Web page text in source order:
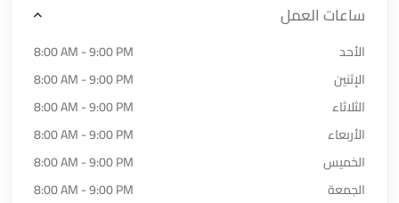
ساعات العمل
الأحد
8:00 AM - 9:00 PM
الإثنين
8:00 AM - 9:00 PM
الثلاثاء
8:00 AM - 9:00 PM
الأربعاء
8:00 AM - 9:00 PM
الخميس
8:00 AM - 9:00 PM
الجمعة
8:00 AM - 9:00 PM